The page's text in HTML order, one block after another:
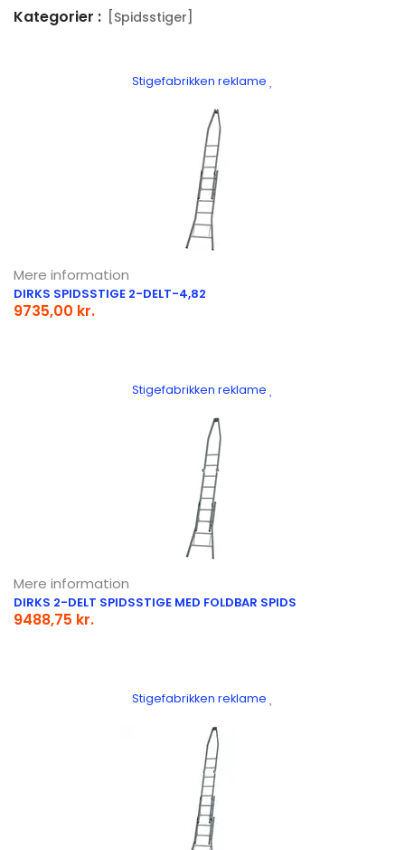
Kategorier : [Spidsstiger]
Stigefabrikken reklame
Mere information
DIRKS SPIDSSTIGE 2-DELT-4,82
9735,00 kr.
Stigefabrikken reklame
Mere information
DIRKS 2-DELT SPIDSSTIGE MED FOLDBAR SPIDS
9488,75 kr.
Stigefabrikken reklame